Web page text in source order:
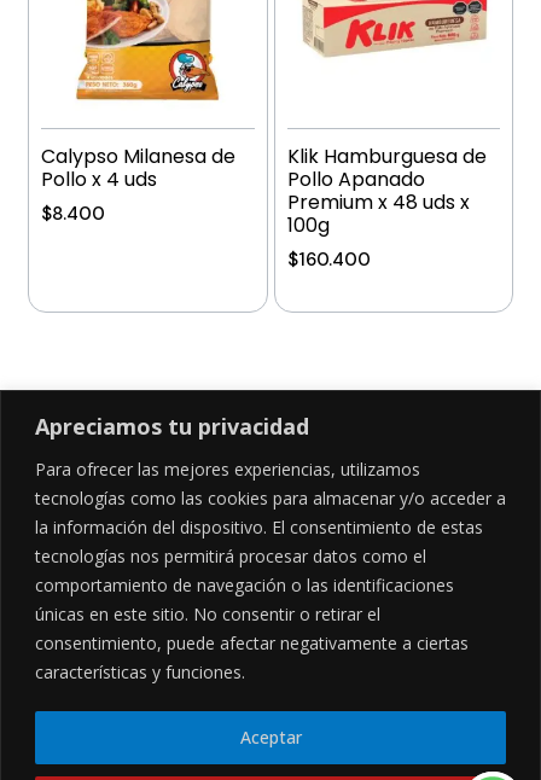
Apreciamos tu privacidad
Para ofrecer las mejores experiencias, utilizamos
tecnologías como las cookies para almacenar y/o acceder a
la información del dispositivo. El consentimiento de estas
tecnologías nos permitirá procesar datos como el
comportamiento de navegación o las identificaciones
únicas en este sitio. No consentir o retirar el
consentimiento, puede afectar negativamente a ciertas
características y funciones.
Aceptar
Calypso Milanesa de
Pollo x 4 uds
$8.400
Klik Hamburguesa de
Pollo Apanado
Premium x 48 uds x
100g
$160.400
SÍGUENOS EN
CONTÁCTANOS
Cl. 34 Sur #52-02, Alcala, Bogotá
+57 3046569705
LEGALES
Políticas de privacidad